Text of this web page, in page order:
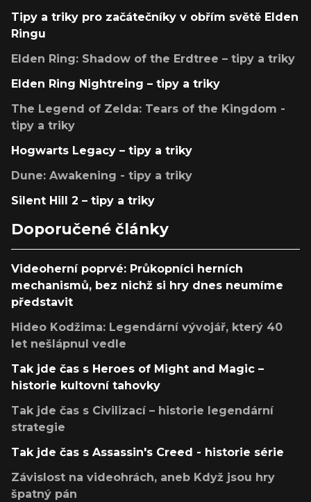
Tipy a triky pro začátečníky v obřím světě Elden
Ringu
Elden Ring: Shadow of the Erdtree – tipy a triky
Elden Ring Nightreing – tipy a triky
The Legend of Zelda: Tears of the Kingdom -
tipy a triky
Hogwarts Legacy – tipy a triky
Dune: Awakening - tipy a triky
Silent Hill 2 – tipy a triky
Doporučené články
Videoherní poprvé: Průkopníci herních
mechanismů, bez nichž si hry dnes neumíme
představit
Hideo Kodžima: Legendární vývojář, který 40
let nešlápnul vedle
Tak jde čas s Heroes of Might and Magic –
historie kultovní tahovky
Tak jde čas s Civilizací – historie legendární
strategie
Tak jde čas s Assassin's Creed - historie série
Závislost na videohrách, aneb Když jsou hry
špatný pán